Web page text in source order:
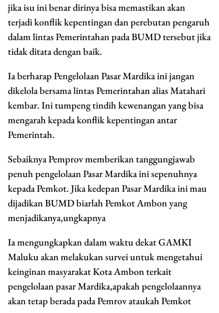
jika isu ini benar dirinya bisa memastikan akan
terjadi konflik kepentingan dan perebutan pengaruh
dalam lintas Pemerintahan pada BUMD tersebut jika
tidak ditata dengan baik.
Ia berharap Pengelolaan Pasar Mardika ini jangan
dikelola bersama lintas Pemerintahan alias Matahari
kembar. Ini tumpeng tindih kewenangan yang bisa
mengarah kepada konflik kepentingan antar
Pemerintah.
Sebaiknya Pemprov memberikan tanggungjawab
penuh pengelolaan Pasar Mardika ini sepenuhnya
kepada Pemkot. Jika kedepan Pasar Mardika ini mau
dijadikan BUMD biarlah Pemkot Ambon yang
menjadikanya,ungkapnya
Ia mengungkapkan dalam waktu dekat GAMKI
Maluku akan melakukan survei untuk mengetahui
keinginan masyarakat Kota Ambon terkait
pengelolaan pasar Mardika,apakah pengelolaannya
akan tetap berada pada Pemrov ataukah Pemkot